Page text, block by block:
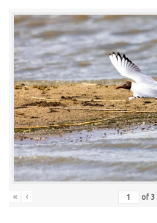
« ‹ of 3